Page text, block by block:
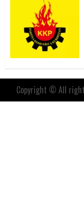
Copyright © All